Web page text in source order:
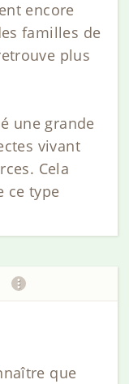
encore
familles de
plus
une grande
vivant
Cela
ce type
que